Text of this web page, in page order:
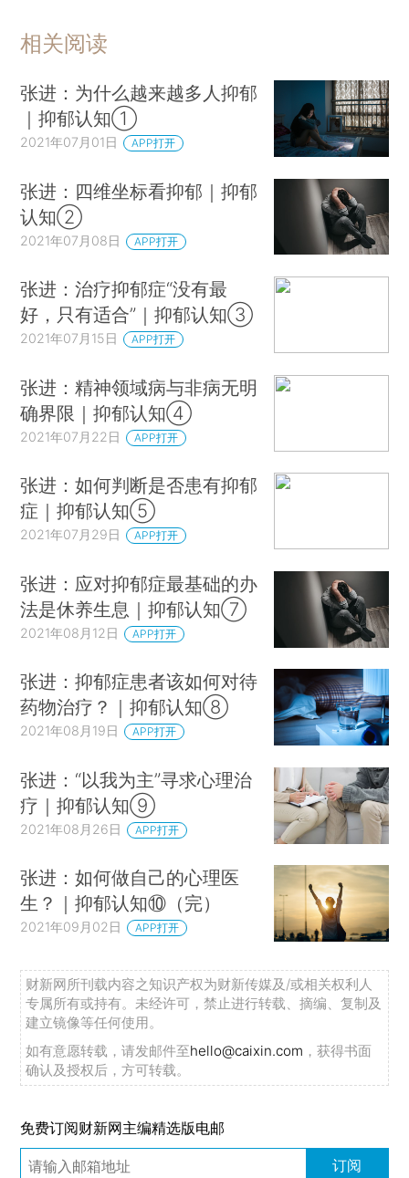
相关阅读
张进：为什么越来越多人抑郁
｜抑郁认知①
2021年07月01日 APP打开
张进：四维坐标看抑郁｜抑郁
认知②
2021年07月08日 APP打开
张进：治疗抑郁症“没有最
好，只有适合”｜抑郁认知③
2021年07月15日 APP打开
张进：精神领域病与非病无明
确界限｜抑郁认知④
2021年07月22日 APP打开
张进：如何判断是否患有抑郁
症｜抑郁认知⑤
2021年07月29日 APP打开
张进：应对抑郁症最基础的办
法是休养生息｜抑郁认知⑦
2021年08月12日 APP打开
张进：抑郁症患者该如何对待
药物治疗？｜抑郁认知⑧
2021年08月19日 APP打开
张进：“以我为主”寻求心理治
疗｜抑郁认知⑨
2021年08月26日 APP打开
张进：如何做自己的心理医
生？｜抑郁认知⑩（完）
2021年09月02日 APP打开
财新网所刊载内容之知识产权为财新传媒及/或相关权利人
专属所有或持有。未经许可，禁止进行转载、摘编、复制及
建立镜像等任何使用。
如有意愿转载，请发邮件至hello@caixin.com ，获得书面
确认及授权后，方可转载。
免费订阅财新网主编精选版电邮
订阅